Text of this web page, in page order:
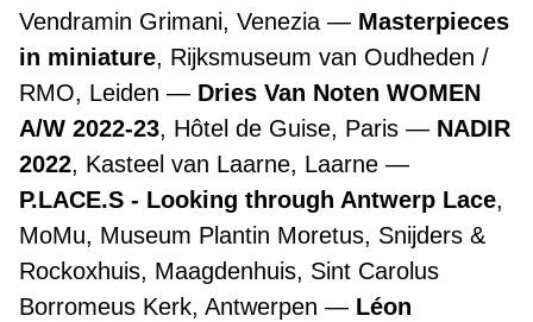
Vendramin Grimani, Venezia
Masterpieces
in miniature, Rijksmuseum van Oudheden /
RMO, Leiden
Dries Van Noten WOMEN
A/W 2022-23, Hôtel de Guise, Paris
NADIR
2022, Kasteel van Laarne, Laarne
P.LACE.S - Looking through Antwerp Lace,
MoMu, Museum Plantin Moretus, Snijders &
Rockoxhuis, Maagdenhuis, Sint Carolus
Borromeus Kerk, Antwerpen
Léon